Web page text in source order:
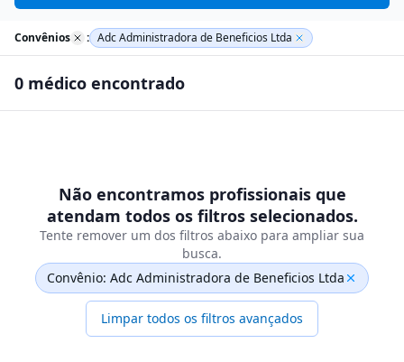
Convênios : Adc Administradora de Beneficios Ltda
0 médico encontrado
Não encontramos profissionais que
atendam todos os filtros selecionados.
Tente remover um dos filtros abaixo para ampliar sua
busca.
Convênio: Adc Administradora de Beneficios Ltda
Limpar todos os filtros avançados